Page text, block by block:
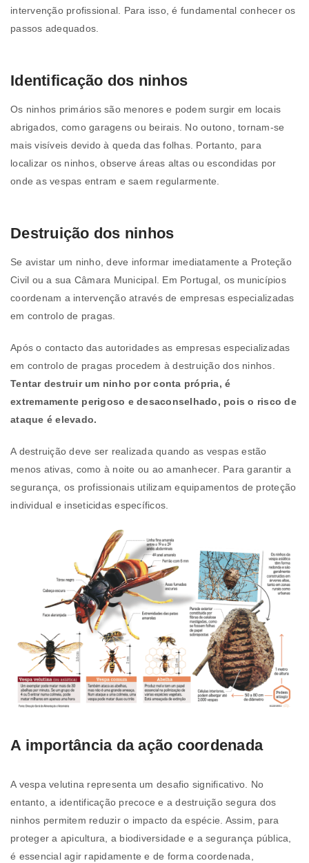
intervenção profissional. Para isso, é fundamental conhecer os
passos adequados.
Identificação dos ninhos
Os ninhos primários são menores e podem surgir em locais
abrigados, como garagens ou beirais. No outono, tornam-se
mais visíveis devido à queda das folhas. Portanto, para
localizar os ninhos, observe áreas altas ou escondidas por
onde as vespas entram e saem regularmente.
Destruição dos ninhos
Se avistar um ninho, deve informar imediatamente a Proteção
Civil ou a sua Câmara Municipal. Em Portugal, os municípios
coordenam a intervenção através de empresas especializadas
em controlo de pragas.
Após o contacto das autoridades as empresas especializadas
em controlo de pragas procedem à destruição dos ninhos.
Tentar destruir um ninho por conta própria, é
extremamente perigoso e desaconselhado, pois o risco de
ataque é elevado.
A destruição deve ser realizada quando as vespas estão
menos ativas, como à noite ou ao amanhecer. Para garantir a
segurança, os profissionais utilizam equipamentos de proteção
individual e inseticidas específicos.
A importância da ação coordenada
A vespa velutina representa um desafio significativo. No
entanto, a identificação precoce e a destruição segura dos
ninhos permitem reduzir o impacto da espécie. Assim, para
proteger a apicultura, a biodiversidade e a segurança pública,
é essencial agir rapidamente e de forma coordenada,